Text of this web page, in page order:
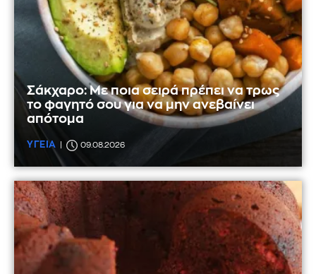
Σάκχαρο: Με ποια σειρά πρέπει να τρως
το φαγητό σου για να μην ανεβαίνει
απότομα
ΥΓΕΙΑ 09.08.2026